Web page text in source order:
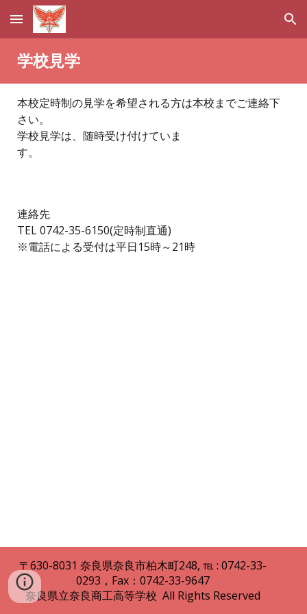
Skip to main content Skip to navigation
学校見学
本校定時制の見学を希望される方は本校までご連絡下
さい。
学校見学は、随時受け付けていま
す。
連絡先
TEL 0742-35-6150(定時制直通)
※電話による受付は平日15時～21時
〒630-8031奈良県奈良市柏木町248,℡ : 0742-33-
0293，Fax：0742-33-9647
奈良県立奈良商工高等学校 All Rights Reserved